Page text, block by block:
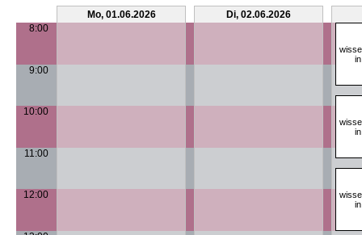
Mo, 01.06.2026
Di, 02.06.2026
8:00
9:00
10:00
11:00
12:00